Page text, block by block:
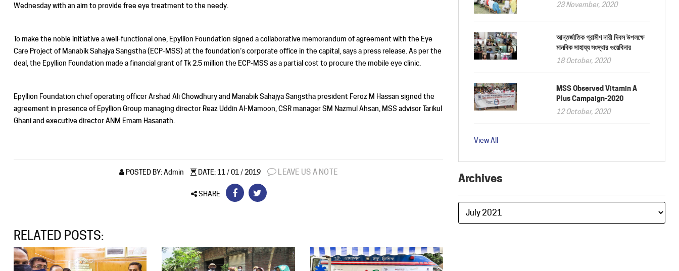
Wednesday with an aim to provide free eye treatment to the needy.
To make the noble initiative a well-functional one, Epyllion Foundation signed a collaborative memorandum of agreement with the Eye
Care Project of Manabik Sahajya Sangstha (ECP-MSS) at the foundation’s corporate office in the capital, says a press release. As per the
deal, the Epyllion Foundation made a financial grant of Tk 2.5 million the ECP-MSS as a partial cost to procure the mobile eye clinic.
Epyllion Foundation chief operating officer Arshad Ali Chowdhury and Manabik Sahajya Sangstha president Feroz M Hassan signed the
agreement in presence of Epyllion Group managing director Reaz Uddin Al-Mamoon, CSR manager SM Nazmul Ahsan, MSS advisor Tarikul
Ghani and executive director ANM Emam Hasanath.
POSTED BY: Admin DATE: 11 / 01 / 2019 LEAVE US A NOTE
SHARE
RELATED POSTS:
23 November, 2020
আন্তর্জাতিক গ্রামীণ নারী দিবস উপলক্ষে
মানবিক সাহায্য সংস্থার ওয়েবিনার
18 October, 2020
MSS Observed Vitamin A
Plus Campaign-2020
12 October, 2020
View All
Archives